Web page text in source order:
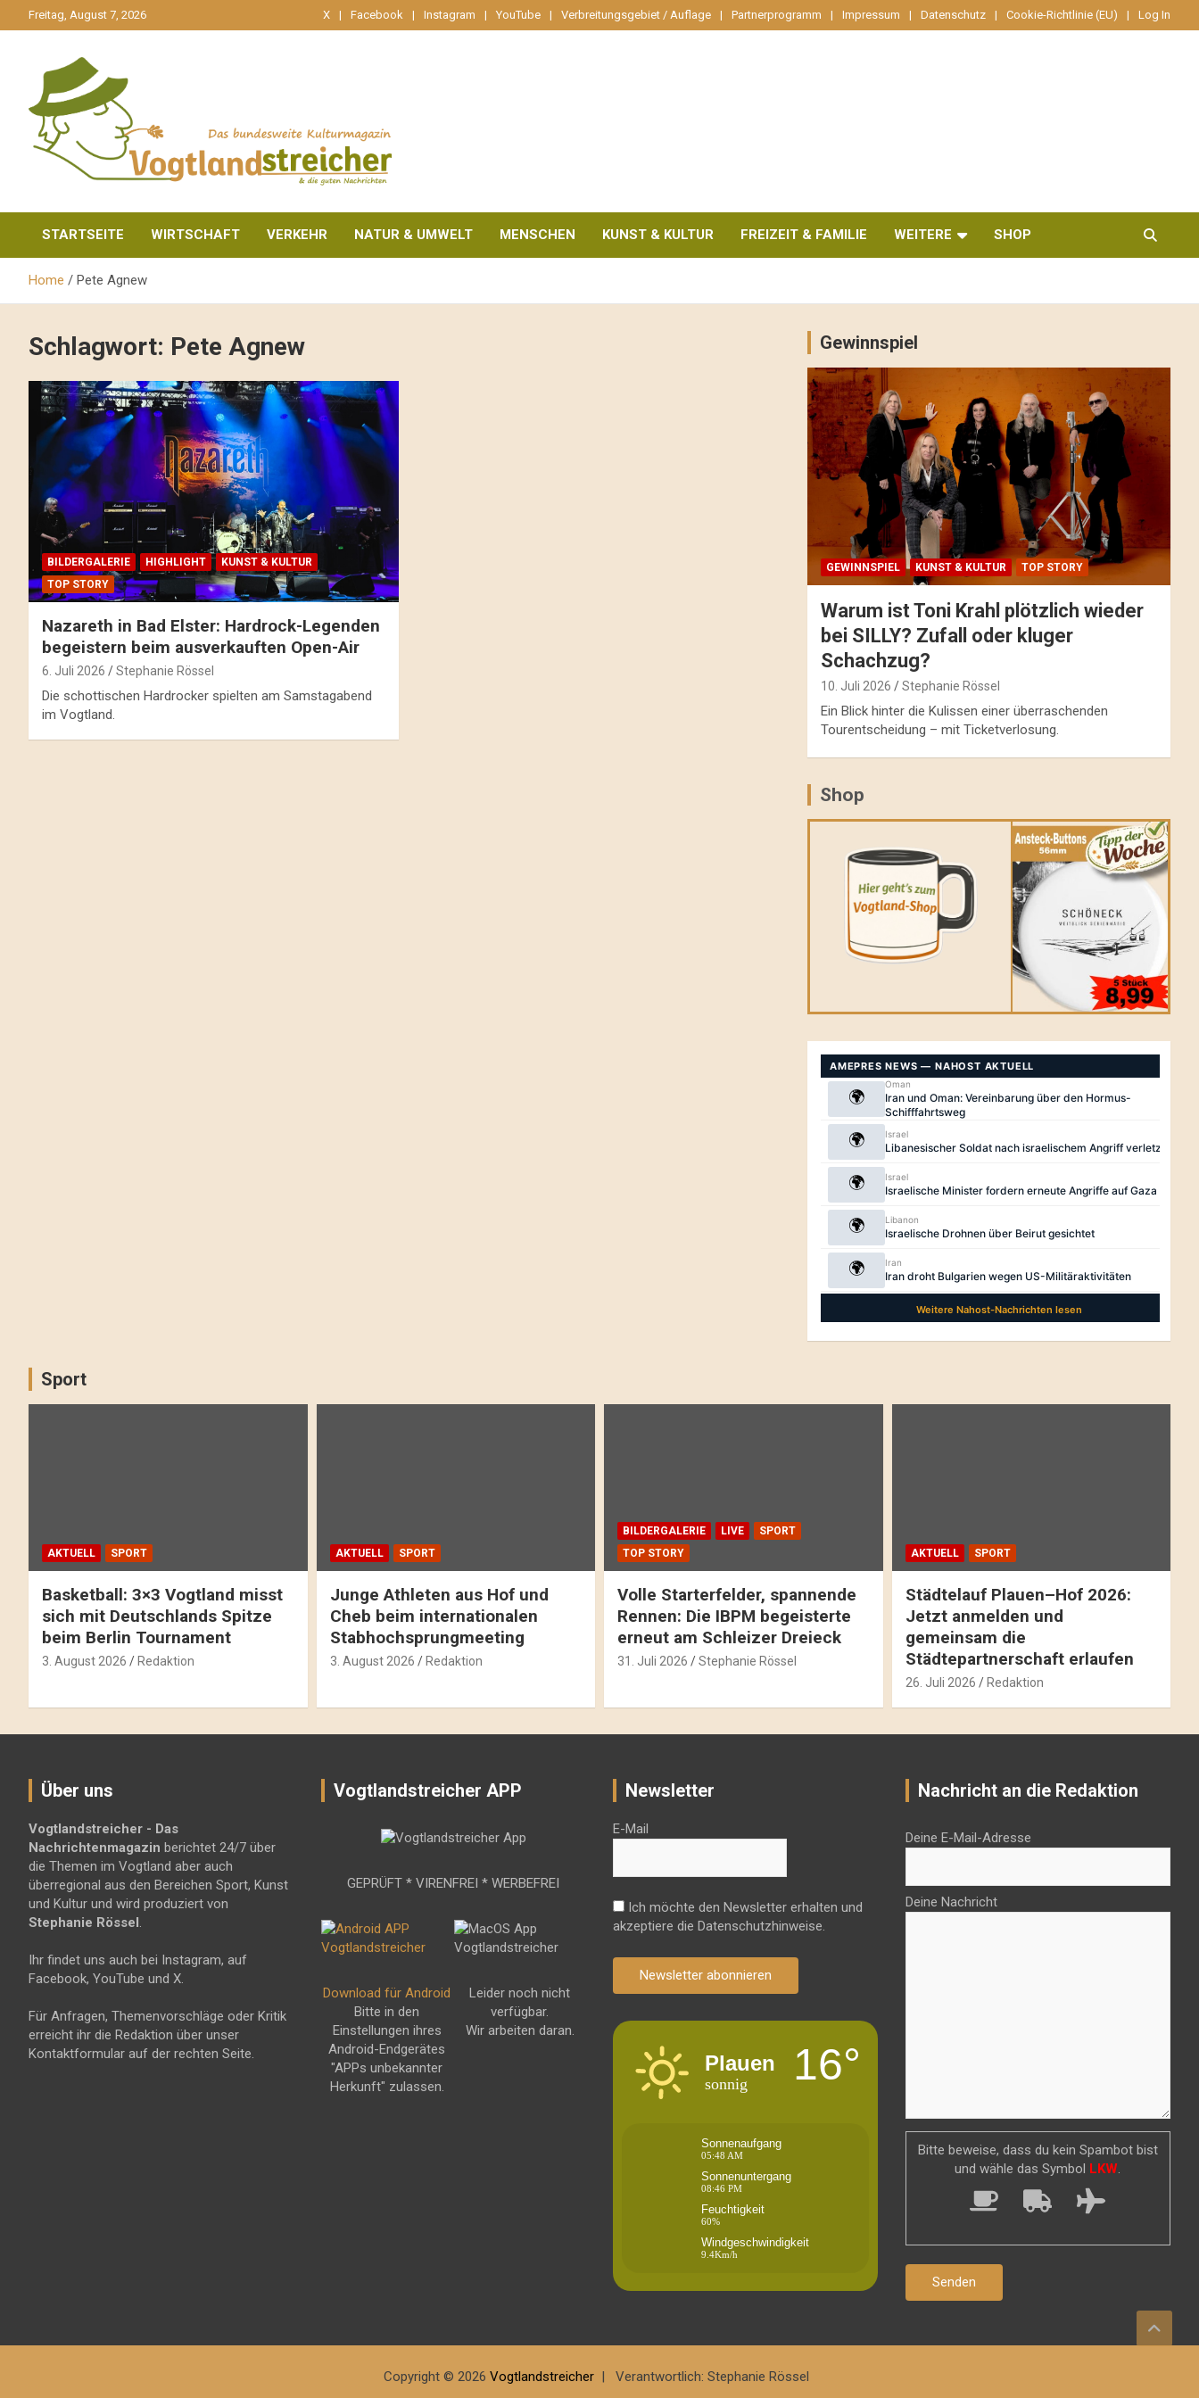
zum
Freitag, August 7, 2026 X Facebook Instagram YouTube Verbreitungsgebiet / Auflage Partnerprogramm Impressum Datenschutz Cookie-Richtlinie (EU) Log In
Vogtlandstreicher
STARTSEITE WIRTSCHAFT VERKEHR NATUR & UMWELT MENSCHEN KUNST & KULTUR FREIZEIT & FAMILIE WEITERE SHOP
Home Pete Agnew
Schlagwort: Pete Agnew
BILDERGALERIE HIGHLIGHT
KUNST & KULTUR
TOP STORY
Nazareth in Bad Elster: Hardrock-Legenden
begeistern beim ausverkauften Open-Air
6. Juli 2026 Stephanie Rössel
Die schottischen Hardrocker spielten am Samstagabend
im Vogtland.
Gewinnspiel
GEWINNSPIEL KUNST & KULTUR TOP STORY
Warum ist Toni Krahl plötzlich wieder
bei SILLY? Zufall oder kluger
Schachzug?
10. Juli 2026 Stephanie Rössel
Ein Blick hinter die Kulissen einer überraschenden
Tourentscheidung – mit Ticketverlosung.
Shop
Sport
AKTUELL SPORT
Basketball: 3×3 Vogtland misst
sich mit Deutschlands Spitze
beim Berlin Tournament
3. August 2026 Redaktion
AKTUELL SPORT
Junge Athleten aus Hof und
Cheb beim internationalen
Stabhochsprungmeeting
3. August 2026 Redaktion
BILDERGALERIE LIVE
SPORT
TOP STORY
Volle Starterfelder, spannende
Rennen: Die IBPM begeisterte
erneut am Schleizer Dreieck
31. Juli 2026 Stephanie Rössel
AKTUELL SPORT
Städtelauf Plauen–Hof 2026:
Jetzt anmelden und
gemeinsam die
Städtepartnerschaft erlaufen
26. Juli 2026 Redaktion
Über uns
Vogtlandstreicher - Das
Nachrichtenmagazin berichtet 24/7 über
die Themen im Vogtland aber auch
überregional aus den Bereichen Sport, Kunst
und Kultur und wird produziert von
Stephanie Rössel.
Ihr findet uns auch bei Instagram, auf
Facebook, YouTube und X.
Für Anfragen, Themenvorschläge oder Kritik
erreicht ihr die Redaktion über unser
Kontaktformular auf der rechten Seite.
Vogtlandstreicher APP
GEPRÜFT * VIRENFREI * WERBEFREI
Download für Android
Bitte in den
Einstellungen ihres
Android-Endgerätes
"APPs unbekannter
Herkunft" zulassen.
Leider noch nicht
verfügbar.
Wir arbeiten daran.
Newsletter
E-Mail
Ich möchte den Newsletter erhalten und
akzeptiere die Datenschutzhinweise.
Newsletter abonnieren
Plauen
sonnig 16°
Sonnenaufgang
05:48 AM
Sonnenuntergang
08:46 PM
Feuchtigkeit
60%
Windgeschwindigkeit
9.4Km/h
Nachricht an die Redaktion
Deine E-Mail-Adresse
Deine Nachricht
Bitte beweise, dass du kein Spambot bist
und wähle das Symbol LKW.
Copyright © 2026 Vogtlandstreicher Verantwortlich: Stephanie Rössel